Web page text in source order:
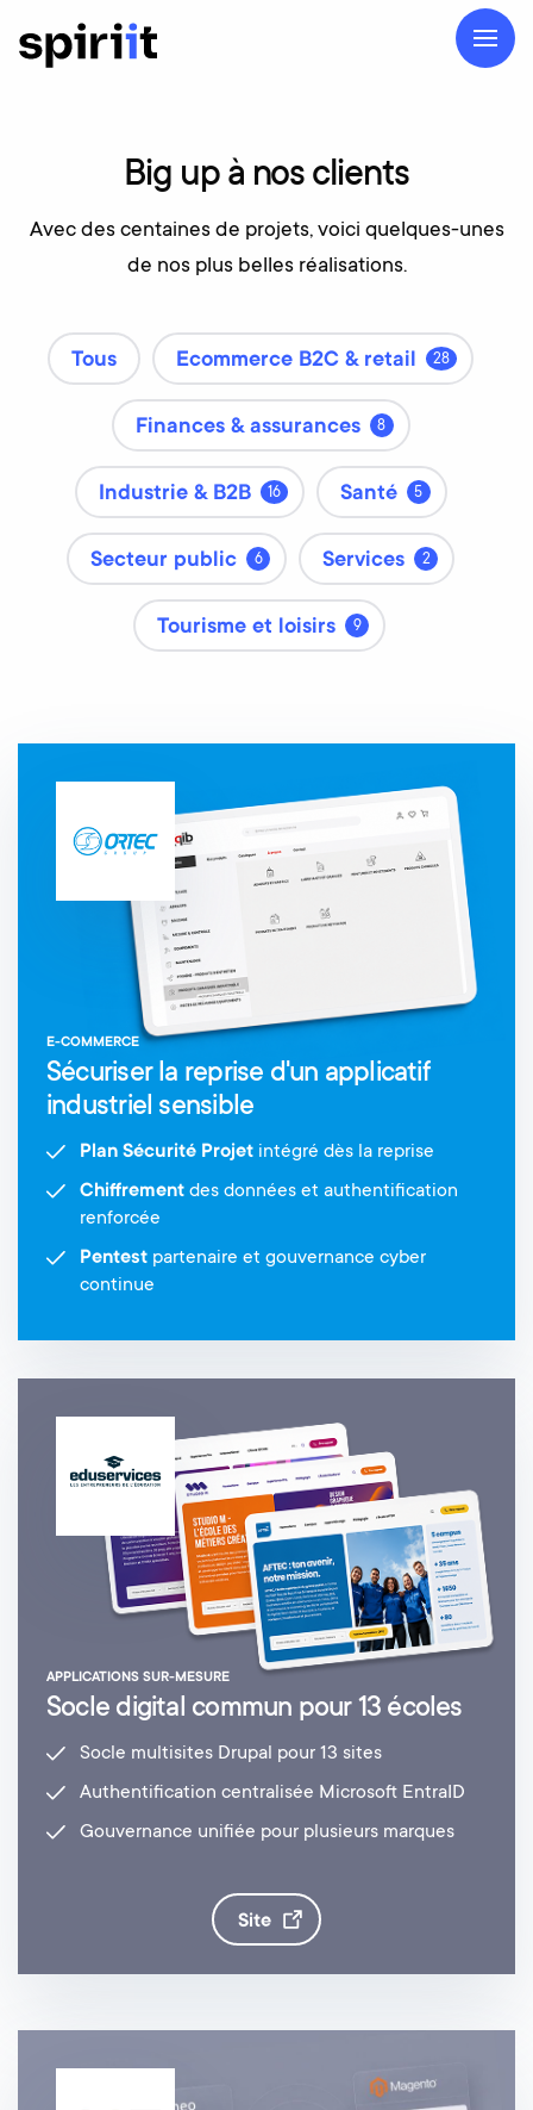
Big up à nos clients
Avec des centaines de projets, voici quelques-unes
de nos plus belles réalisations.
Tous Ecommerce B2C & retail 28
Finances & assurances 8
Industrie & B2B 16 Santé 5
Secteur public 6 Services 2
Tourisme et loisirs 9
E-COMMERCE
Sécuriser la reprise d'un applicatif
industriel sensible
Plan Sécurité Projet intégré dès la reprise
Chiffrement des données et authentification
renforcée
Pentest partenaire et gouvernance cyber
continue
APPLICATIONS SUR-MESURE
Socle digital commun pour 13 écoles
Socle multisites Drupal pour 13 sites
Authentification centralisée Microsoft EntraID
Gouvernance unifiée pour plusieurs marques
site